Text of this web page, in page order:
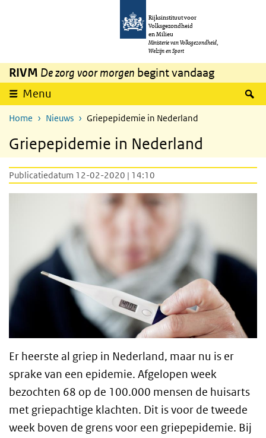
Overslaan en naar de inhoud gaan
Rijksinstituut voor
Volksgezondheid
en Milieu
Ministerie van Volksgezondheid,
Welzijn en Sport
RIVM De zorg voor morgen begint vandaag
Menu
Home Nieuws Griepepidemie in Nederland
Griepepidemie in Nederland
Publicatiedatum 12-02-2020 | 14:10
Er heerste al griep in Nederland, maar nu is er
sprake van een epidemie. Afgelopen week
bezochten 68 op de 100.000 mensen de huisarts
met griepachtige klachten. Dit is voor de tweede
week boven de grens voor een griepepidemie. Bij